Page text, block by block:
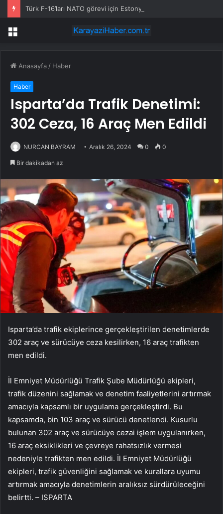
Menü
Anasayfa / Haber
Haber
Isparta’da Trafik Denetimi:
302 Ceza, 16 Araç Men Edildi
NURCAN BAYRAM Aralık 26, 2024 0 0
Bir dakikadan az
Isparta’da trafik ekiplerince gerçekleştirilen denetimlerde
302 araç ve sürücüye ceza kesilirken, 16 araç trafikten
men edildi.
İl Emniyet Müdürlüğü Trafik Şube Müdürlüğü ekipleri,
trafik düzenini sağlamak ve denetim faaliyetlerini artırmak
amacıyla kapsamlı bir uygulama gerçekleştirdi. Bu
kapsamda, bin 103 araç ve sürücü denetlendi. Kusurlu
bulunan 302 araç ve sürücüye cezai işlem uygulanırken,
16 araç eksiklikleri ve çevreye rahatsızlık vermesi
nedeniyle trafikten men edildi. İl Emniyet Müdürlüğü
ekipleri, trafik güvenliğini sağlamak ve kurallara uyumu
artırmak amacıyla denetimlerin aralıksız sürdürüleceğini
belirtti. – ISPARTA